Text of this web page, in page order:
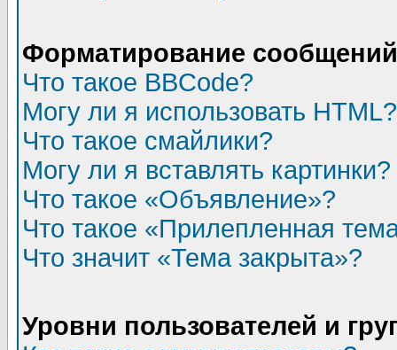
Форматирование
Что такое BBCode?
Могу ли я использовать HTML?
Что такое смайлики?
Могу ли я вставлять картинки?
Что такое «Объявление»?
Что такое «Прилепленная
Что значит «Тема закрыта»?
Уровни пользователей и